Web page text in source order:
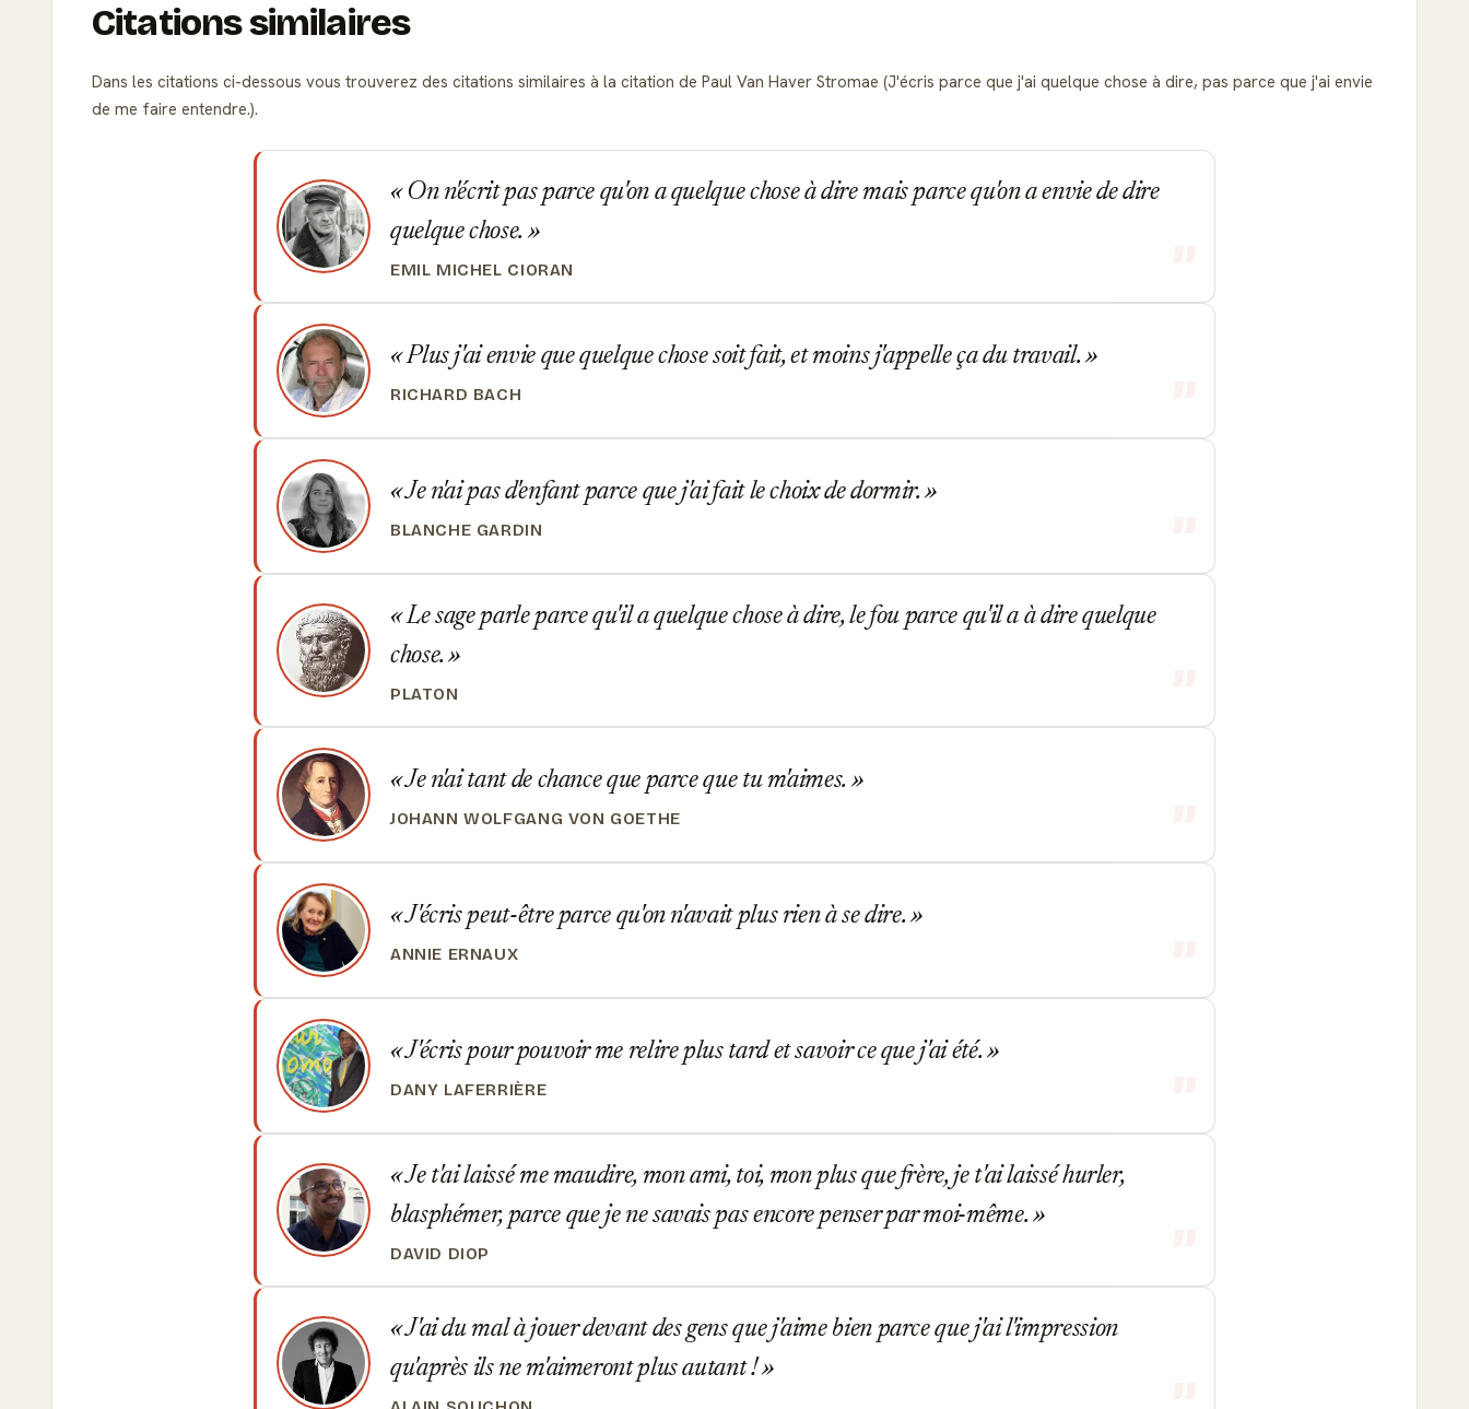
Citations similaires
Dans les citations ci-dessous vous trouverez des citations similaires à la citation de Paul Van Haver Stromae (J'écris parce que j'ai quelque chose à dire, pas parce que j'ai envie
de me faire entendre.).
On n'écrit pas parce qu'on a quelque chose à dire mais parce qu'on a envie de dire
quelque chose.
EMIL MICHEL CIORAN
Plus j'ai envie que quelque chose soit fait, et moins j'appelle ça du travail.
RICHARD BACH
Je n'ai pas d'enfant parce que j'ai fait le choix de dormir.
BLANCHE GARDIN
Le sage parle parce qu'il a quelque chose à dire, le fou parce qu'il a à dire quelque
chose.
PLATON
Je n'ai tant de chance que parce que tu m'aimes.
JOHANN WOLFGANG VON GOETHE
J'écris peut-être parce qu'on n'avait plus rien à se dire.
ANNIE ERNAUX
J'écris pour pouvoir me relire plus tard et savoir ce que j'ai été.
DANY LAFERRIÈRE
Je t'ai laissé me maudire, mon ami, toi, mon plus que frère, je t'ai laissé hurler,
blasphémer, parce que je ne savais pas encore penser par moi-même.
DAVID DIOP
J'ai du mal à jouer devant des gens que j'aime bien parce que j'ai l'impression
qu'après ils ne m'aimeront plus autant !